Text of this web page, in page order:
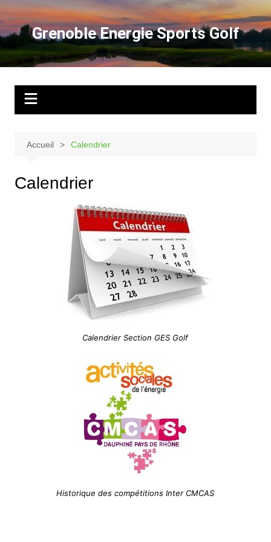
Aller
au
contenuGrenoble Energie Sports Golf
Accueil Calendrier
Calendrier
Calendrier Section GES Golf
Historique des compétitions Inter CMCAS